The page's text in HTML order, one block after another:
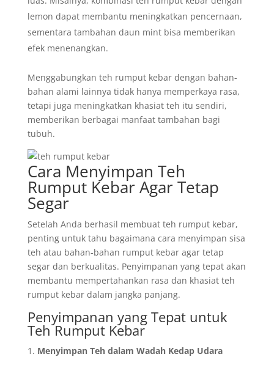
lemon dapat membantu meningkatkan pencernaan,
sementara tambahan daun mint bisa memberikan
efek menenangkan.
Menggabungkan teh rumput kebar dengan bahan-
bahan alami lainnya tidak hanya memperkaya rasa,
tetapi juga meningkatkan khasiat teh itu sendiri,
memberikan berbagai manfaat tambahan bagi
tubuh.
Cara Menyimpan Teh
Rumput Kebar Agar Tetap
Segar
Setelah Anda berhasil membuat teh rumput kebar,
penting untuk tahu bagaimana cara menyimpan sisa
teh atau bahan-bahan rumput kebar agar tetap
segar dan berkualitas. Penyimpanan yang tepat akan
membantu mempertahankan rasa dan khasiat teh
rumput kebar dalam jangka panjang.
Penyimpanan yang Tepat untuk
Teh Rumput Kebar
Menyimpan Teh dalam Wadah Kedap Udara